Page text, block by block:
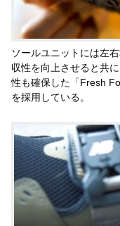
ソールユニットには左
収性を向上させると共
性も確保した「Fresh
を採用している。